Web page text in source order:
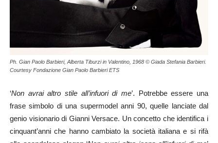
Ph. Gian Paolo Barbieri, Alberta Tiburzi in Valentino, 1968 © Giada Stefania Barbieri.
Courtesy Fondazione Gian Paolo Barbieri ETS
‘Non avrai altro stile all’infuori di me’. Potrebbe essere una
frase simbolo di una supermodel anni 90, quelle lanciate dal
genio visionario di Gianni Versace. Un concetto che identifica i
cinquant’anni che hanno cambiato la società italiana e si rifà